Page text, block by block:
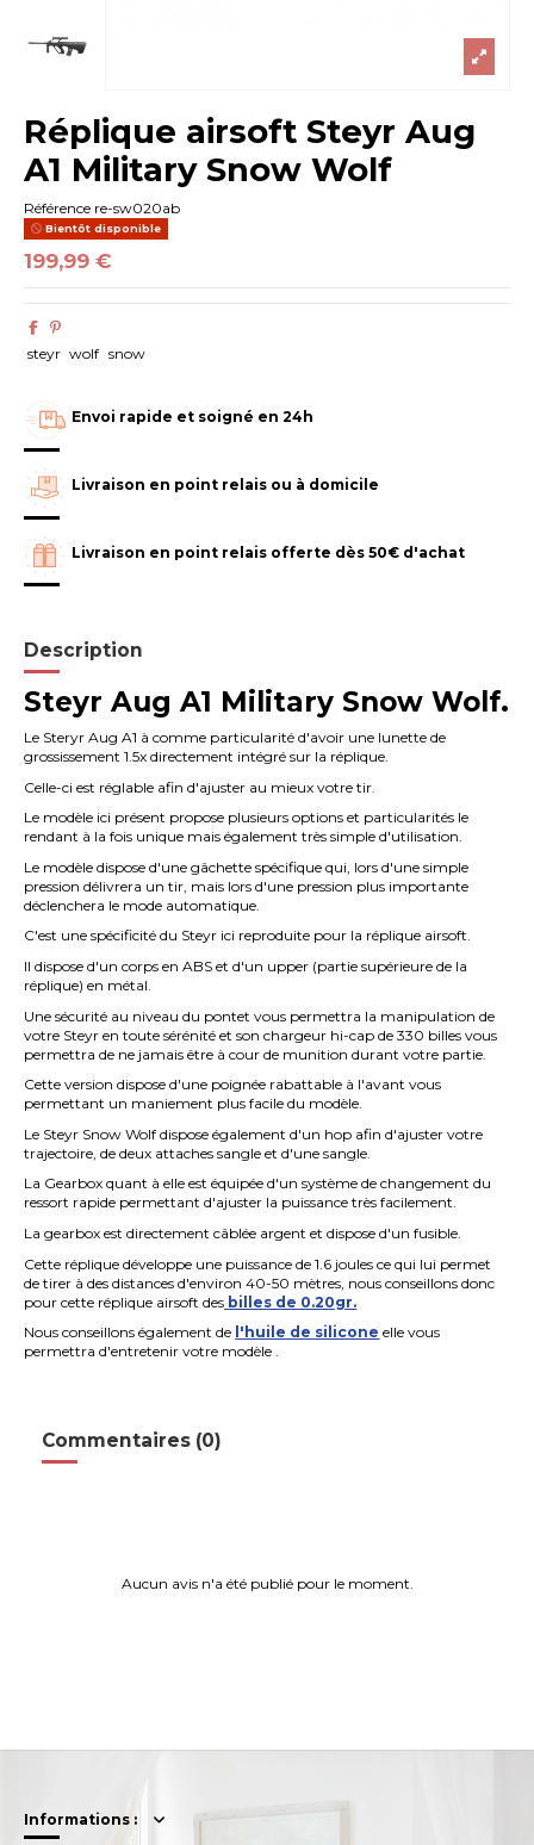
Réplique airsoft Steyr Aug
A1 Military Snow Wolf
Référence re-sw020ab
Bientôt disponible
199,99 €
steyr wolf snow
Envoi rapide et soigné en 24h
Livraison en point relais ou à domicile
Livraison en point relais offerte dès 50€ d'achat
Description
Steyr Aug A1 Military Snow Wolf.
Le Steryr Aug A1 à comme particularité d'avoir une lunette de
grossissement 1.5x directement intégré sur la réplique.
Celle-ci est réglable afin d'ajuster au mieux votre tir.
Le modèle ici présent propose plusieurs options et particularités le
rendant à la fois unique mais également très simple d'utilisation.
Le modèle dispose d'une gâchette spécifique qui, lors d'une simple
pressiondélivrera un tir, mais lors d'une pression plus importante
déclenchera le mode automatique.
C'est une spécificité du Steyr ici reproduite pour la réplique airsoft.
Il dispose d'un corps en ABS et d'un upper (partie supérieure de la
réplique) en métal.
Une sécurité au niveau du pontet vous permettra la manipulation de
votre Steyr en toute sérénité et son chargeur hi-cap de 330 billes vous
permettra de ne jamais être à cour de munition durant votre partie.
Cette version dispose d'une poignée rabattable à l'avant vous
permettant un maniement plus facile du modèle.
Le Steyr Snow Wolf dispose également d'un hop afin d'ajuster votre
trajectoire, de deux attaches sangle et d'une sangle.
La Gearbox quant à elle est équipée d'un système de changement du
ressort rapide permettant d'ajuster la puissance très facilement.
Lagearbox est directement câblée argent et dispose d'un fusible.
Cette réplique développe une puissance de 1.6 joules ce qui lui permet
de tirer à des distances d'environ 40-50 mètres, nous conseillons donc
pour cette réplique airsoft des billes de 0.20gr.
Nous conseillons également de 'huile de silicone elle vous
permettra d'entretenir votre modèle .
Commentaires (0)
Aucun avis n'a été publié pour le moment.
Informations :